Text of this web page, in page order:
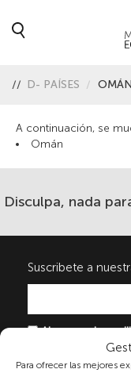
Para ofrecer las mejores
// D- PAÍSES OMÁN
A continuación, se
Omán
Disculpa, nada
Suscribete a
Al marcar la
consiente
personales